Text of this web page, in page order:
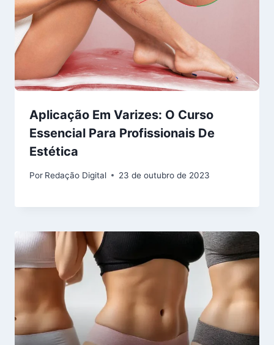
Aplicação Em Varizes: O Curso
Essencial Para Profissionais De
Estética
Por Redação Digital 23 de outubro de 2023